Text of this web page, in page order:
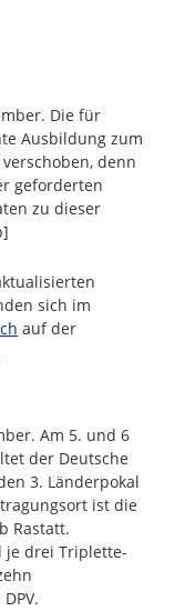
Die für
Ausbildung zum
denn
geforderten
zu dieser
sich im
auf der
Am 5. und 6
der Deutsche
3. Länderpokal
ist die
Rastatt.
je drei Triplette-